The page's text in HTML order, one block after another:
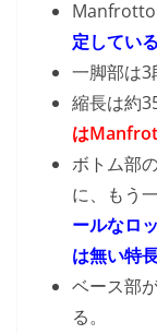
Manfrotto
定している
一脚部は3
縮長は約
は
ボトム部
に、もう
ールなロ
は無い特
ベース部
る。